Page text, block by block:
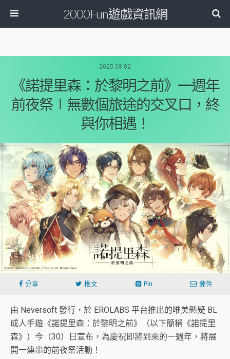
2000Fun遊戲資訊網
2025-08-02
《諾提里森：於黎明之前》一週年
前夜祭∣無數個旅途的交叉口，終
與你相遇！
分享 推文 Pin 郵件
由 Neversoft 發行，於 EROLABS 平台推出的唯美懸疑 BL
成人手遊《諾提里森：於黎明之前》（以下簡稱《諾提里
森》）今（30）日宣布，為慶祝即將到來的一週年，將展
開一連串的前夜祭活動！